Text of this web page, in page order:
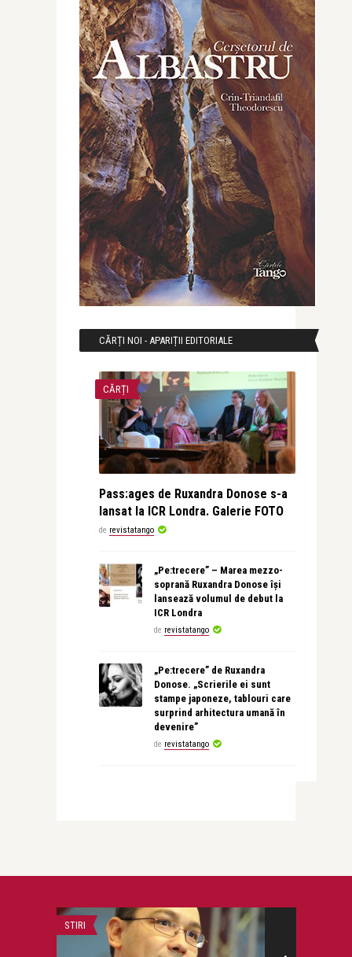
CĂRȚI NOI - APARIȚII EDITORIALE
CĂRȚI
Pass:ages de Ruxandra Donose s-a
lansat la ICR Londra. Galerie FOTO
de revistatango
„Pe:trecere” – Marea mezzo-
soprană Ruxandra Donose își
lansează volumul de debut la
ICR Londra
de revistatango
„Pe:trecere” de Ruxandra
Donose. „Scrierile ei sunt
stampe japoneze, tablouri care
surprind arhitectura umană în
devenire”
de revistatango
STIRI